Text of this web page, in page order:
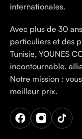
internationales.
Avec plus de 30
particuliers et des
Tunisie, YOUNES
incontournable,
Notre mission :
meilleur prix.